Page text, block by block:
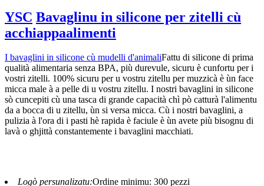
YSC Bavaglinu in silicone per zitelli cù
acchiappaalimenti
I bavaglini in silicone cù mudelli d'animaliFattu di silicone di prima
qualità alimentaria senza BPA, più durevule, sicuru è cunfortu per i
vostri zitelli. 100% sicuru per u vostru zitellu per muzzicà è ùn face
micca male à a pelle di u vostru zitellu. I nostri bavaglini in silicone
sò cuncepiti cù una tasca di grande capacità chì pò catturà l'alimentu
da a bocca di u zitellu, ùn si versa micca. Cù i nostri bavaglini, a
pulizia à l'ora di i pasti hè rapida è faciule è ùn avete più bisognu di
lavà o ghjittà constantemente i bavaglini macchiati.
Logò persunalizatu:Ordine minimu: 300 pezzi